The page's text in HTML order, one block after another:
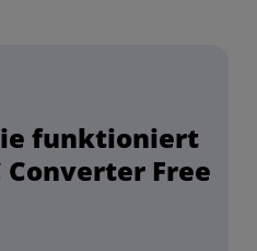
funktioniert
Converter Free